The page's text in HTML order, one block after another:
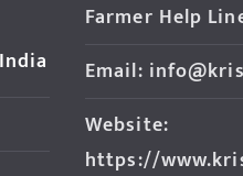
Farmer Help
Email:
Website:
https://